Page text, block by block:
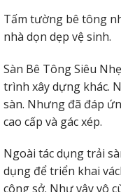
Tấm tường bê tông
nhà dọn dẹp vệ sinh.
Sàn Bê Tông Siêu
trình xây dựng khác.
sàn. Nhưng đã đáp
cao cấp và gác xép.
Ngoài tác dụng trải
dụng để triển khai
công sở. Như vậy vô